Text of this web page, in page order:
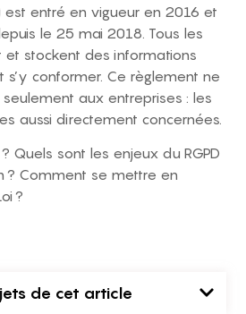
est entré en vigueur en 2016 et
le 25 mai 2018. Tous les
et stockent des informations
s’y conformer. Ce règlement ne
seulement aux entreprises : les
aussi directement concernées.
Quels sont les enjeux du RGPD
? Comment se mettre en
?
de cet article